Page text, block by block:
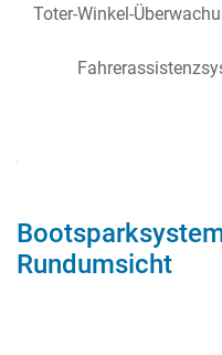
Toter-Winkel-
Rundumsicht